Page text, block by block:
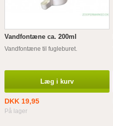
Vandfontæne ca. 200ml
Vandfontæne til fugleburet.
Læg i kurv
DKK 19,95
På lager